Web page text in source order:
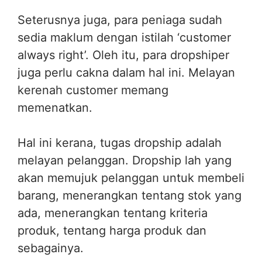
Seterusnya juga, para peniaga sudah
sedia maklum dengan istilah ‘customer
always right’. Oleh itu, para dropshiper
juga perlu cakna dalam hal ini. Melayan
kerenah customer memang
memenatkan.
Hal ini kerana, tugas dropship adalah
melayan pelanggan. Dropship lah yang
akan memujuk pelanggan untuk membeli
barang, menerangkan tentang stok yang
ada, menerangkan tentang kriteria
produk, tentang harga produk dan
sebagainya.